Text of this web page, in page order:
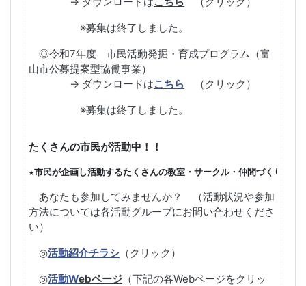
※募集は終了しました。
◎令和7年度 市民活動発掘・育成プログラム（富
山市公募提案型協働事業）
→ ダウンロードはこちら （クリック）
※募集は終了しました。
たくさんの市民が活動中！！
★市民が企画し活動するたくさんの教室・サークル・仲間づくり
あなたも参加してみませんか？ （活動状況や参加
方法については各活動グループにお問い合わせくださ
い）
◎活動紹介チラシ （クリック）
◎活動Webページ （下記の各Webページをクリッ